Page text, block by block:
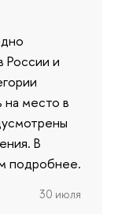
России и
на место в
В
подробнее.
30 июля